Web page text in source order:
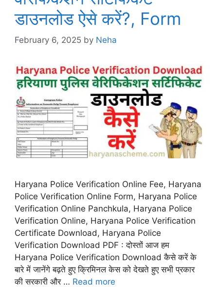
डाउनलोड ऐसे करें?, Form
February 6, 2025 by Neha
Haryana Police Verification Online Fee, Haryana
Police Verification Online Form, Haryana Police
Verification Online Panchkula, Haryana Police
Verification Online, Haryana Police Verification
Certificate Download, Haryana Police
Verification Download PDF : दोस्तों आज हम
Haryana Police Verification Download कैसे करें के
बारे में जानेंगे बढ़ते हुए क्रिमिनल केस को देखते हुए सभी प्रकार
की सरकारी और … Read more